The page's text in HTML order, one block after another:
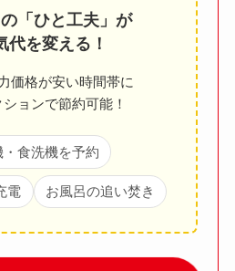
「ひと工夫」が
代を変える！
価格が安い時間帯に
ョンで節約可能！
・食洗機を予約
電 お風呂の追い焚き